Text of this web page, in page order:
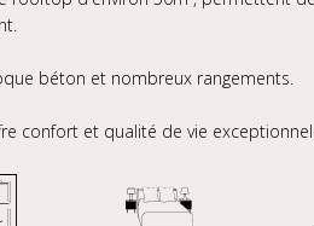
béton et nombreux rangements.
confort et qualité de vie